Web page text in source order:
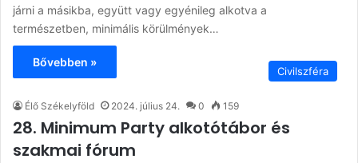
járni a másikba, együtt vagy egyénileg alkotva a
természetben, minimális körülmények…
Bővebben »
Civilszféra
Élő Székelyföld 2024. július 24. 0 159
28. Minimum Party alkotótábor és
szakmai fórum